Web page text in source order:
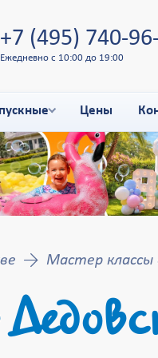
+7 (495) 740-
Ежедневно с 10:00 до 19:00
Цены
Мастер классы